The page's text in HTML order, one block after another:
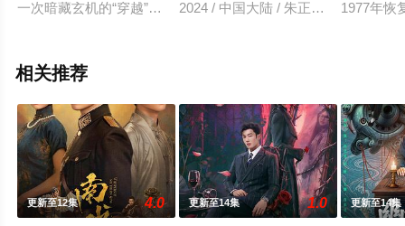
一次暗藏玄机的“穿越”，让富家千金江晓媛身份倒转为同名同
2024 / 中国大陆 / 朱正廷,卢昱晓,黄
1977年恢
相关推荐
更新至12集 4.0 更新至14集 1.0 更新至14集